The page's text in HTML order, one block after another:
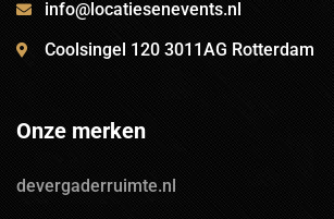
info@locatiesenevents.nl
Coolsingel 120 3011AG Rotterdam
Onze merken
devergaderruimte.nl